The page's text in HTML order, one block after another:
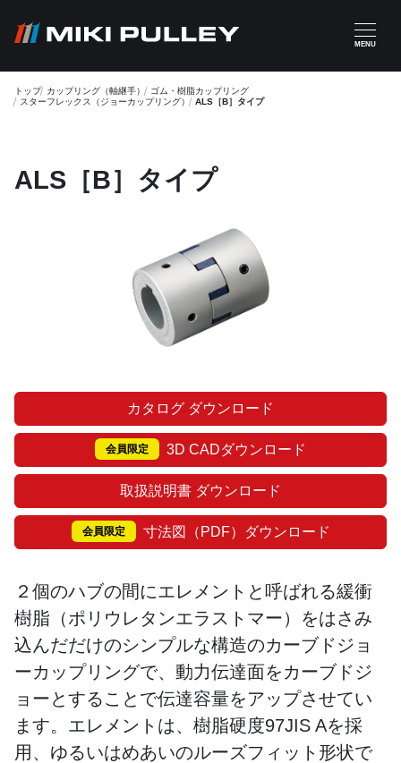
MENU
トップ カップリング（軸継手）
ゴム・樹脂カップリング
スターフレックス（ジョーカップリング） ALS［B］タイプ
ALS［B］タイプ
カタログ ダウンロード
会員限定 3D CADダウンロード
取扱説明書 ダウンロード
会員限定 寸法図（PDF）ダウンロード
２個のハブの間にエレメントと呼ばれる緩衝
樹脂（ポリウレタンエラストマー）をはさみ
込んだだけのシンプルな構造のカーブドジョ
ーカップリングで、動力伝達面をカーブドジ
ョーとすることで伝達容量をアップさせてい
ます。エレメントは、樹脂硬度97JIS Aを採
用、ゆるいはめあいのルーズフィット形状で